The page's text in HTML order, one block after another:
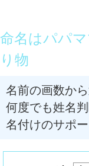
命名はパパ
り物
名前の画数か
何度でも姓名
名付けのサポ